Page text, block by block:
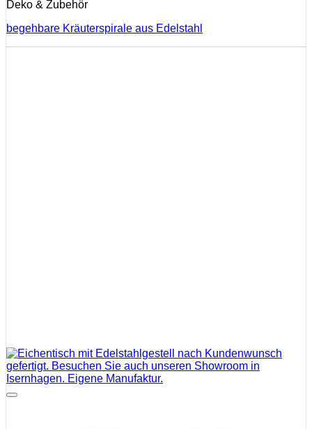
Deko & Zubehör
begehbare Kräuterspirale aus Edelstahl